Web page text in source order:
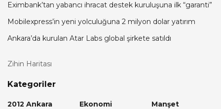
Eximbank’tan yabancı ihracat destek kuruluşuna ilk “garanti”
Mobilexpress’in yeni yolculuğuna 2 milyon dolar yatırım
Ankara’da kurulan Atar Labs global şirkete satıldı
Zihin Haritası
Kategoriler
2012 Ankara
Ekonomi
Manşet